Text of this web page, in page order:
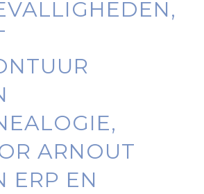
ARNOUT
ERP EN